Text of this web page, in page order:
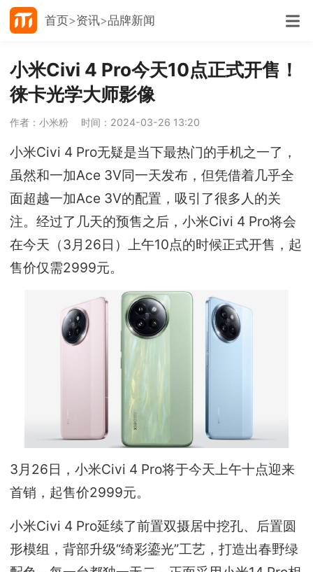
首页 资讯 品牌新闻
小米Civi 4 Pro今天10点正式开售！
徕卡光学大师影像
作者：小米粉 时间：2024-03-26 13:20
小米Civi 4 Pro无疑是当下最热门的手机之一了，
虽然和一加Ace 3V同一天发布，但凭借着几乎全
面超越一加Ace 3V的配置，吸引了很多人的关
注。经过了几天的预售之后，小米Civi 4 Pro将会
在今天（3月26日）上午10点的时候正式开售，起
售价仅需2999元。
3月26日，小米Civi 4 Pro将于今天上午十点迎来
首销，起售价2999元。
小米Civi 4 Pro延续了前置双摄居中挖孔、后置圆
形模组，背部升级“绮彩鎏光”工艺，打造出春野绿